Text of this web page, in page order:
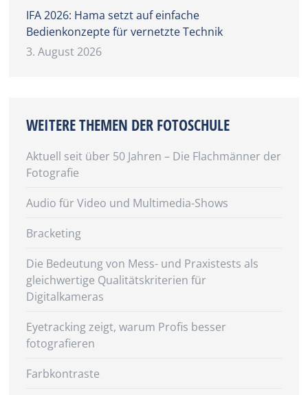
IFA 2026: Hama setzt auf einfache
Bedienkonzepte für vernetzte Technik
3. August 2026
WEITERE THEMEN DER FOTOSCHULE
Aktuell seit über 50 Jahren – Die Flachmänner der
Fotografie
Audio für Video und Multimedia-Shows
Bracketing
Die Bedeutung von Mess- und Praxistests als
gleichwertige Qualitätskriterien für
Digitalkameras
Eyetracking zeigt, warum Profis besser
fotografieren
Farbkontraste